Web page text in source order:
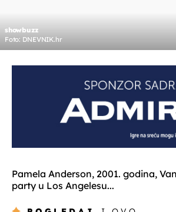
showbuzz
Foto: DNEVNIK.hr
Pamela Anderson, 2001. godina,
party u Los Angelesu...